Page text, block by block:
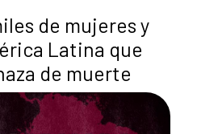
de mujeres y
Latina que
de muerte